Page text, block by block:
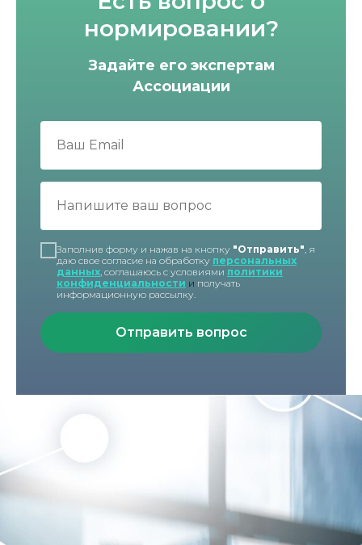
нормировании?
Задайте его экспертам
Ассоциации
Заполнив форму и нажав на кнопку "Отправить", я
даю свое согласие на обработку персональных
данных, соглашаюсь с условиями политики
конфиденциальности и получать
информационную рассылку.
Отправить вопрос